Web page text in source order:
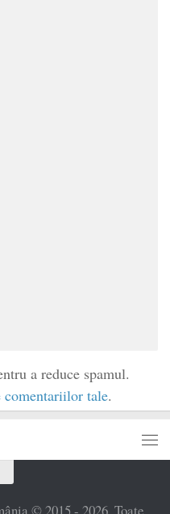
a reduce spamul.
comentariilor tale.
© 2015 - 2026. Toate